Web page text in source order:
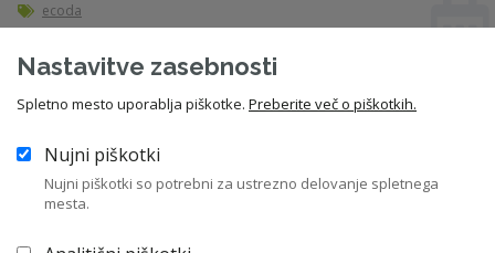
ecoda
Value chain cap
04. 11. 2025 - ecoDa stališča - ecoda
ecoda
Nastavitve zasebnosti
Spletno mesto uporablja piškotke. Preberite več o piškotkih.
Nujni piškotki
Nujni piškotki so potrebni za ustrezno delovanje spletnega
mesta.